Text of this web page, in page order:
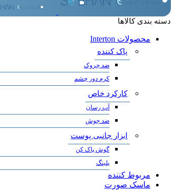
دسته بندی کالاها
محصولات Interton
پاک کننده
ضد چروک
کرم دور چشم
کارکرد خاص
آب رسان
ضد جوش
ابزار جانبی پوست
گوش پاک کن
پلینگ
مربوط کننده
ماسک صورت